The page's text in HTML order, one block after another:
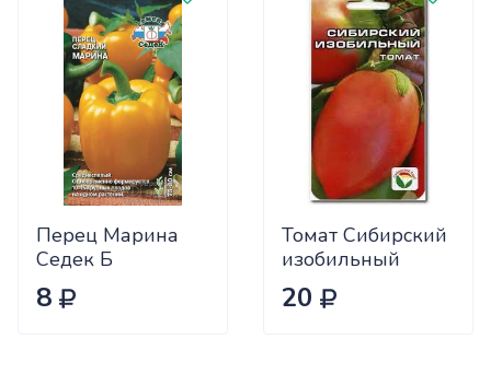
Перец Марина
Седек Б
8
Томат Сибирский
изобильный
Сиб.сад Ц
20